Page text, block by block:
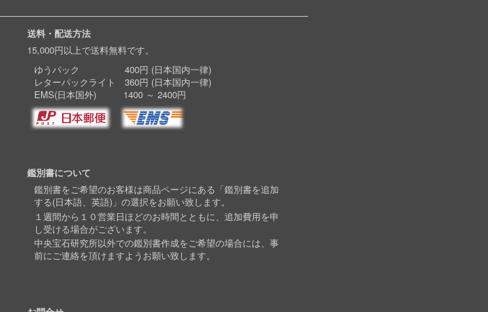
送料・配送方法
15,000円以上で送料無料です。
ゆうパック 400円 (日本国内一律)
レターパックライト 360円 (日本国内一律)
EMS(日本国外) 1400 ～ 2400円
鑑別書について
鑑別書をご希望のお客様は商品ページにある「鑑別書を追加
する(日本語、英語)」の選択をお願い致します。
１週間から１０営業日ほどのお時間とともに、追加費用を申
し受ける場合がございます。
中央宝石研究所以外での鑑別書作成をご希望の場合には、事
前にご連絡を頂けますようお願い致します。